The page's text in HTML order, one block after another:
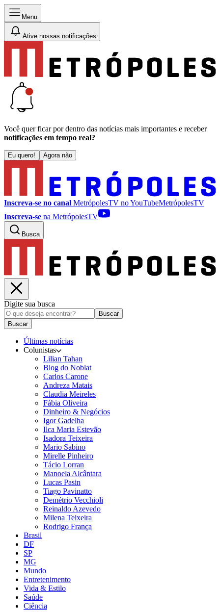
Menu
Ative nossas notificações
Você quer ficar por dentro das notícias mais importantes e receber
notificações em tempo real?
Eu quero! Agora não
Inscreva-se no canal MetrópolesTV noYouTubeMetrópolesTV
Inscreva-se na MetrópolesTV
Busca
Digite sua busca
Buscar
Buscar
Últimas notícias
Colunistas
Lilian Tahan
Blog do Noblat
Carlos Carone
Andreza Matais
Claudia Meireles
Fábia Oliveira
Dinheiro & Negócios
Igor Gadelha
Ilca Maria Estevão
Isadora Teixeira
Mario Sabino
Mirelle Pinheiro
Tácio Lorran
Manoela Alcântara
Lucas Pasin
Tiago Pavinatto
Demétrio Vecchioli
Reinaldo Azevedo
Milena Teixeira
Rodrigo França
Brasil
DF
SP
MG
Mundo
Entretenimento
Vida & Estilo
Saúde
Ciência